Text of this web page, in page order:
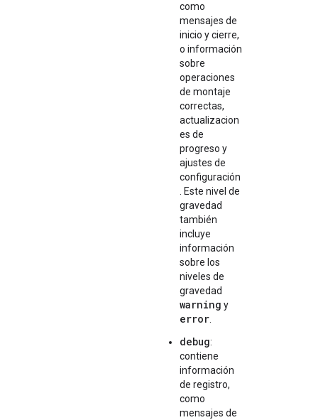
como
mensajes de
inicio y cierre,
o información
sobre
operaciones
de montaje
correctas,
actualizacion
es de
progreso y
ajustes de
configuración
. Este nivel de
gravedad
también
incluye
información
sobre los
niveles de
gravedad
warning y
error
debug:
contiene
información
de registro,
como
mensajes de